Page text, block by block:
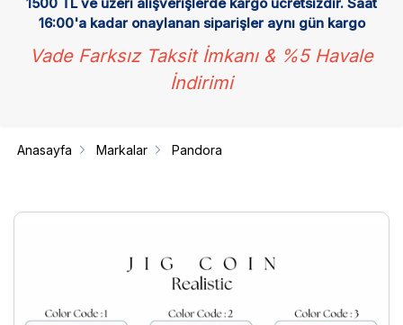
16:00'a kadar onaylanan siparişler aynı gün kargo
Vade Farksız Taksit İmkanı & %5 Havale
İndirimi
Anasayfa Markalar Pandora